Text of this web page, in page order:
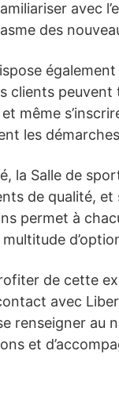
avec
des
clients
même
les
la Salle de
de qualité,
permet à
de cette
avec
renseigner au
et